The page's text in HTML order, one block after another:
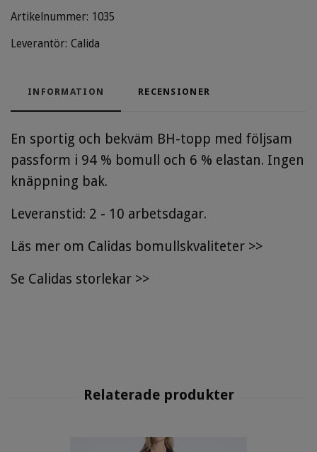
Artikelnummer: 1035
Leverantör: Calida
INFORMATION RECENSIONER
En sportig och bekväm BH-topp med följsam
passform i 94 % bomull och 6 % elastan. Ingen
knäppning bak.
Leveranstid: 2 - 10 arbetsdagar.
Läs mer om Calidas bomullskvaliteter >>
Se Calidas storlekar >>